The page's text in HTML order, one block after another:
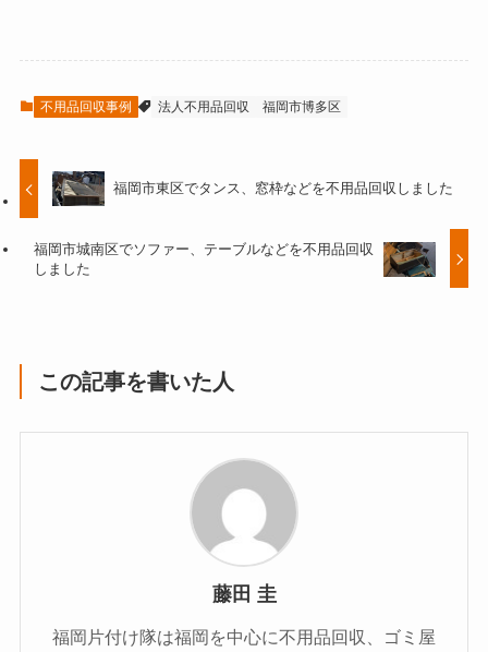
不用品回収事例 法人不用品回収 福岡市博多区
福岡市東区でタンス、窓枠などを不用品回収しました
福岡市城南区でソファー、テーブルなどを不用品回収
しました
この記事を書いた人
藤田 圭
福岡片付け隊は福岡を中心に不用品回収、ゴミ屋